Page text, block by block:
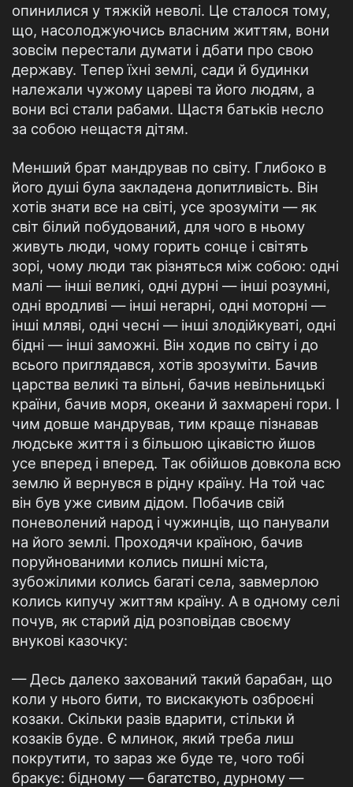
опинилися у тяжкій неволі. Це сталося тому,
що, насолоджуючись власним життям, вони
зовсім перестали думати і дбати про свою
державу. Тепер їхні землі, сади й будинки
належали чужому цареві та його людям, а
вони всі стали рабами. Щастя батьків несло
за собою нещастя дітям.
Менший брат мандрував по світу. Глибоко в
його душі була закладена допитливість. Він
хотів знати все на світі, усе зрозуміти — як
світ білий побудований, для чого в ньому
живуть люди, чому горить сонце і світять
зорі, чому люди так різняться між собою: одні
малі — інші великі, одні дурні — інші розумні,
одні вродливі — інші негарні, одні моторні —
інші мляві, одні чесні — інші злодійкуваті, одні
бідні — інші заможні. Він ходив по світу і до
всього приглядався, хотів зрозуміти. Бачив
царства великі та вільні, бачив невільницькі
країни, бачив моря, океани й захмарені гори. І
чим довше мандрував, тим краще пізнавав
людське життя і з більшою цікавістю йшов
усе вперед і вперед. Так обійшов довкола всю
землю й вернувся в рідну країну. На той час
він був уже сивим дідом. Побачив свій
поневолений народ і чужинців, що панували
на його землі. Проходячи країною, бачив
поруйнованими колись пишні міста,
зубожілими колись багаті села, завмерлою
колись кипучу життям країну. А в одному селі
почув, як старий дід розповідав своєму
внукові казочку:
— Десь далеко захований такий барабан, що
коли у нього бити, то вискакують озброєні
козаки. Скільки разів вдарити, стільки й
козаків буде. Є млинок, який треба лиш
покрутити, то зараз же буде те, чого тобі
бракує: бідному — багатство, дурному —